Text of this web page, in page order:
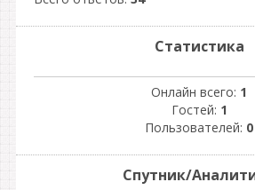
Статистика
Онлайн всего: 1
Гостей: 1
Пользователей: 0
Спутник/